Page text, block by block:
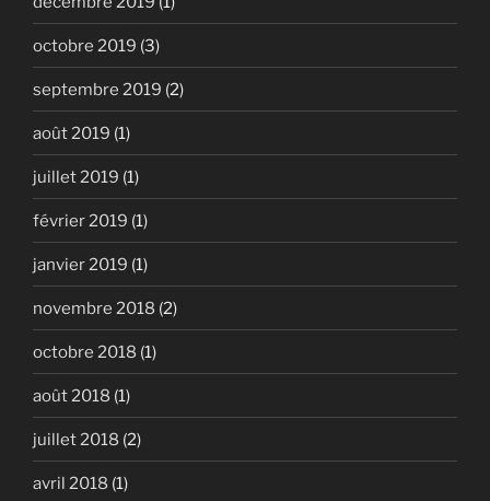
octobre 2019 (3)
septembre 2019 (2)
août 2019 (1)
juillet 2019 (1)
février 2019 (1)
janvier 2019 (1)
novembre 2018 (2)
octobre 2018 (1)
août 2018 (1)
juillet 2018 (2)
avril 2018 (1)